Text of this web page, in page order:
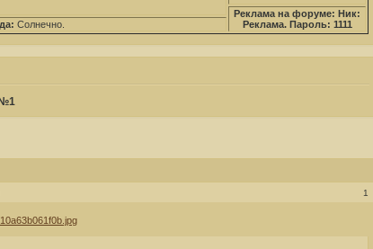
Реклама на форуме: Ник:
Реклама. Пароль: 1111
Солнечно.
1